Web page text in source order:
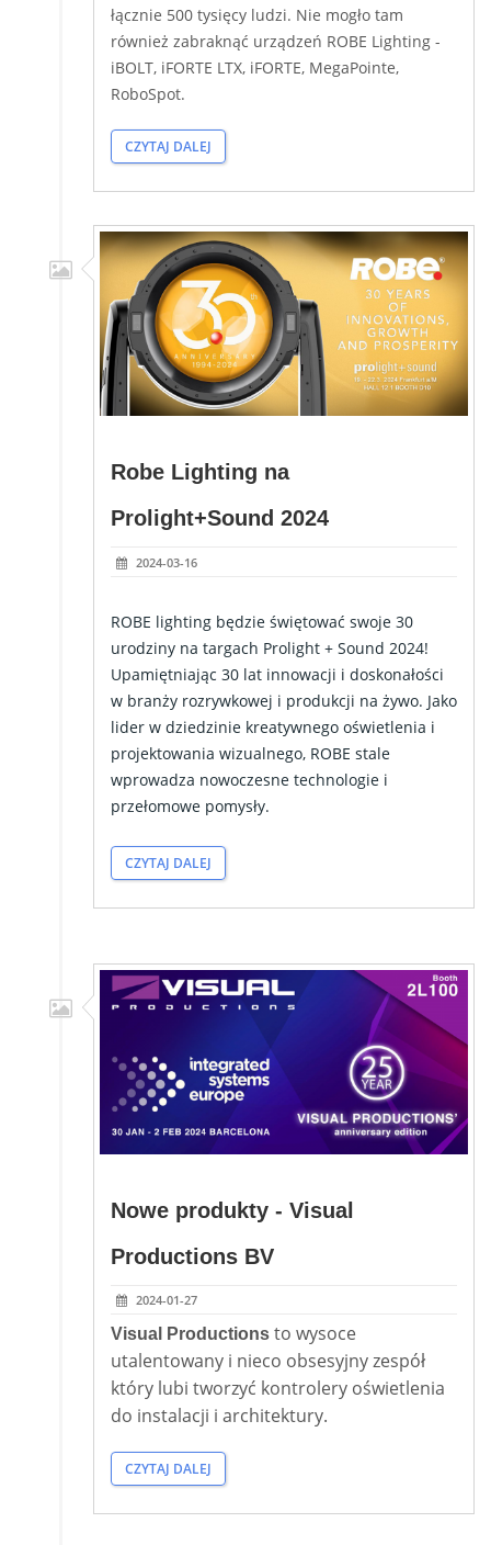
łącznie 500 tysięcy ludzi. Nie mogło tam
również zabraknąć urządzeń ROBE Lighting -
iBOLT, iFORTE LTX, iFORTE, MegaPointe,
RoboSpot.
CZYTAJ DALEJ
Robe Lighting na
Prolight+Sound 2024
2024-03-16
ROBE lighting będzie świętować swoje 30
urodziny na targach Prolight + Sound
Upamiętniając 30 lat innowacji i doskonałości
w branży rozrywkowej i produkcji na żywo. Jako
lider w dziedzinie kreatywnego oświetlenia i
projektowania wizualnego, ROBE stale
wprowadza nowoczesne technologie i
przełomowe pomysły.
CZYTAJ DALEJ
Nowe produkty - Visual
Productions BV
2024-01-27
Visual Productions to wysoce
utalentowany i nieco obsesyjny zespół
który lubi tworzyć kontrolery oświetlenia
do instalacji i architektury.
CZYTAJ DALEJ